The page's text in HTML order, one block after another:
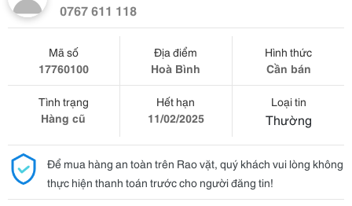
0767 611 118
Mã số
17760100
Địa điểm
Hoà Bình
Hình thức
Cần bán
Tình trạng
Hàng cũ
Hết hạn
11/02/2025
Loại tin
Thường
Để mua hàng an toàn trên Rao vặt, quý khách vui lòng không
thực hiện thanh toán trước cho người đăng tin!